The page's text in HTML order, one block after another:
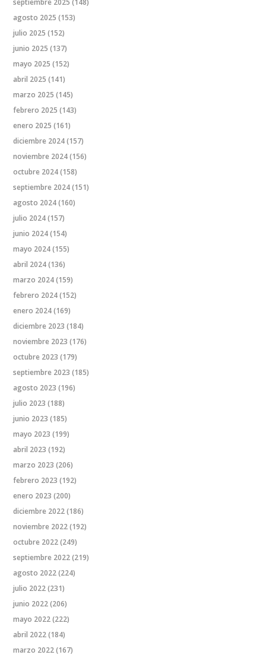
septiembre 2025 (148)
agosto 2025 (153)
julio 2025 (152)
junio 2025 (137)
mayo 2025 (152)
abril 2025 (141)
marzo 2025 (145)
febrero 2025 (143)
enero 2025 (161)
diciembre 2024(157)
noviembre 2024(156)
octubre 2024(158)
septiembre 2024(151)
agosto 2024(160)
julio 2024(157)
junio 2024(154)
mayo 2024(155)
abril 2024(136)
marzo 2024(159)
febrero 2024(152)
enero 2024(169)
diciembre 2023 (184)
noviembre 2023 (176)
octubre 2023 (179)
septiembre 2023 (185)
agosto 2023 (196)
julio 2023 (188)
junio 2023 (185)
mayo 2023 (199)
abril 2023 (192)
marzo 2023 (206)
febrero 2023 (192)
enero 2023 (200)
diciembre 2022(186)
noviembre 2022(192)
octubre 2022(249)
septiembre 2022(219)
agosto 2022(224)
julio 2022(231)
junio 2022(206)
mayo 2022(222)
abril 2022(184)
marzo 2022(167)